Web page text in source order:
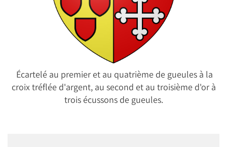
Écartelé au premier et au quatrième de gueules à la
croix tréflée d'argent, au second et au troisième d'or à
trois écussons de gueules.